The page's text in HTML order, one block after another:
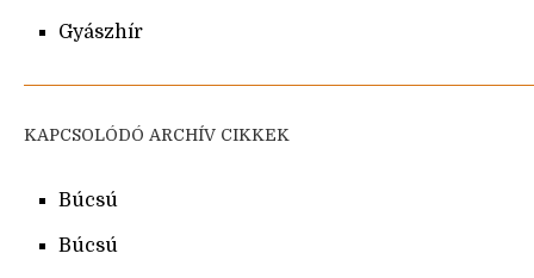
Gyászhír
KAPCSOLÓDÓ ARCHÍV CIKKEK
Búcsú
Búcsú